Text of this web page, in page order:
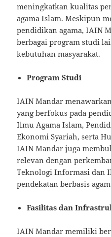
meningkatkan kualitas
agama Islam. Meskipun
pendidikan agama, IAIN
berbagai program studi
kebutuhan masyarakat.
Program Studi
IAIN Mandar
yang berfokus pada
Ilmu Agama Islam,
Ekonomi Syariah, serta
IAIN Mandar juga
relevan dengan
Teknologi Informasi dan
pendekatan berbasis
Fasilitas dan
IAIN Mandar memiliki